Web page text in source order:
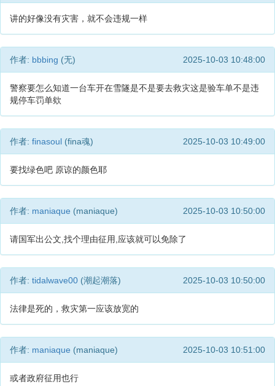
讲的好像没有灾害，就不会违规一样
作者: bbbing (无) 2025-10-03 10:48:00
警察要怎么知道一台车开在雪隧是不是要去救灾这是验车单不是违
规停车罚单欸
作者: finasoul (fina魂) 2025-10-03 10:49:00
要找绿色吧 原谅的颜色耶
作者: maniaque (maniaque) 2025-10-03 10:50:00
请国军出公文,找个理由征用,应该就可以免除了
作者: tidalwave00 (潮起潮落) 2025-10-03 10:50:00
法律是死的，救灾第一应该放宽的
作者: maniaque (maniaque) 2025-10-03 10:51:00
或者政府征用也行